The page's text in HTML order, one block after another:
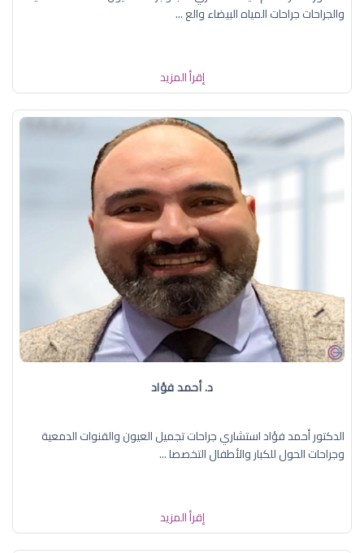
والجراحات جراحات المياه البيضاء والع ...
إقرأ المزيد
د. أحمد فؤاد
الدكتور أحمد فؤاد استشاري جراحات تجميل العيون والقنوات الدمعية
وجراحات الحول للكبار والأطفال التخصصا ...
إقرأ المزيد